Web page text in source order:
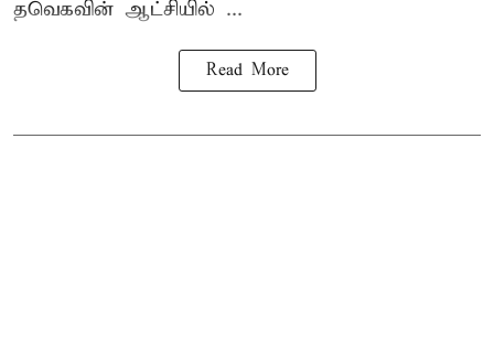
தவெகவின் ஆட்சியில் ...
Read More